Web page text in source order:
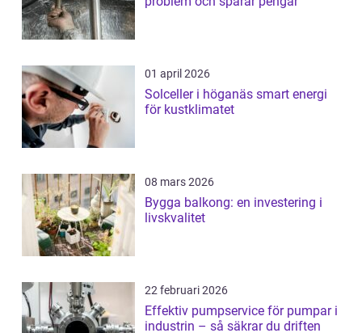
01 april 2026
Solceller i höganäs smart energi
för kustklimatet
08 mars 2026
Bygga balkong: en investering i
livskvalitet
22 februari 2026
Effektiv pumpservice för pumpar i
industrin – så säkrar du driften